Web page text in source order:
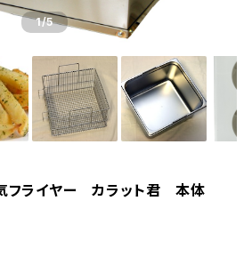
1/5
気フライヤー カラット君 本体